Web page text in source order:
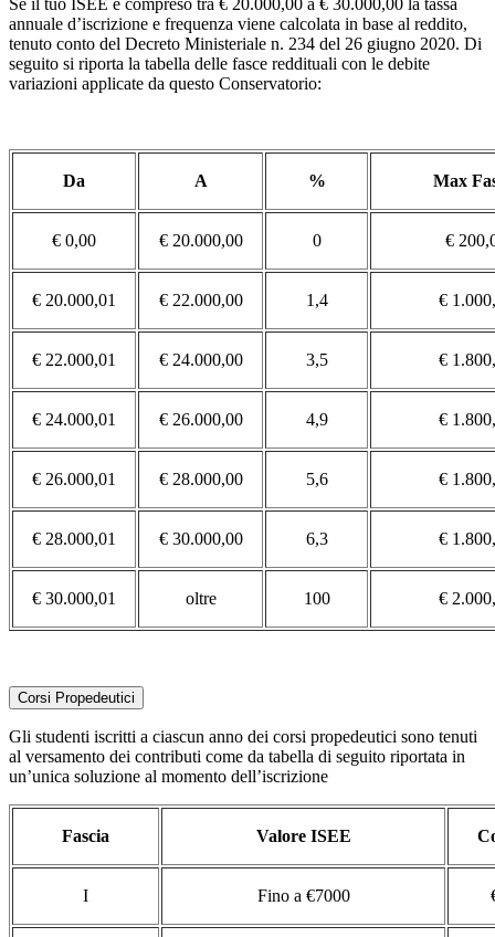
Se il tuo ISEE è compreso tra € 20.000,00 a € 30.000,00 la tassa
annuale d’iscrizione e frequenza viene calcolata in base al reddito,
tenuto conto del Decreto Ministeriale n. 234 del 26 giugno 2020. Di
seguito si riporta la tabella delle fasce reddituali con le debite
variazioni applicate da questo Conservatorio:
Da A % Max
€ 0,00 € 20.000,00 0 €
€ 20.000,01 € 22.000,00 1,4 €
€ 22.000,01 € 24.000,00 3,5 €
€ 24.000,01 € 26.000,00 4,9 €
€ 26.000,01 € 28.000,00 5,6 €
€ 28.000,01 € 30.000,00 6,3 €
€ 30.000,01 oltre 100 €
Corsi Propedeutici
Gli studenti iscritti a ciascun anno dei corsi propedeutici sono tenuti
al versamento dei contributi come da tabella di seguito riportata in
un’unica soluzione al momento dell’iscrizione
Fascia Valore ISEE
I Fino a €7000